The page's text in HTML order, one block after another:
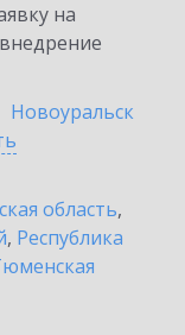
на
Новоуральск
область,
, Республика